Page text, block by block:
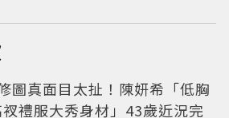
圖真面目太扯！陳妍希「低胸
衩禮服大秀身材」43歲近況完